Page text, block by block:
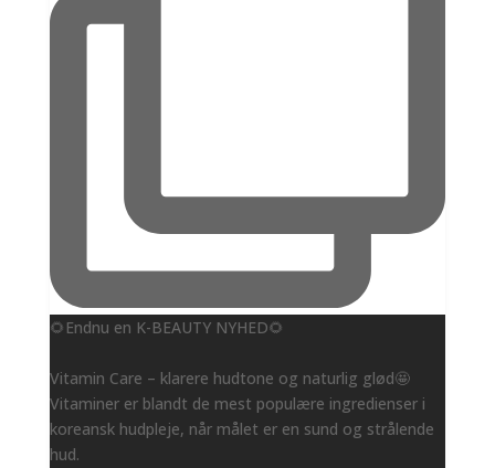
🌻Endnu en K-BEAUTY NYHED🌻
Vitamin Care – klarere hudtone og naturlig glød🤩
Vitaminer er blandt de mest populære ingredienser i
koreansk hudpleje, når målet er en sund og strålende
hud.